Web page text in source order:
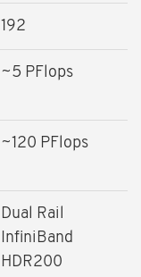
192
~5 PFlops
~120 PFlops
Dual Rail
InfiniBand
HDR200